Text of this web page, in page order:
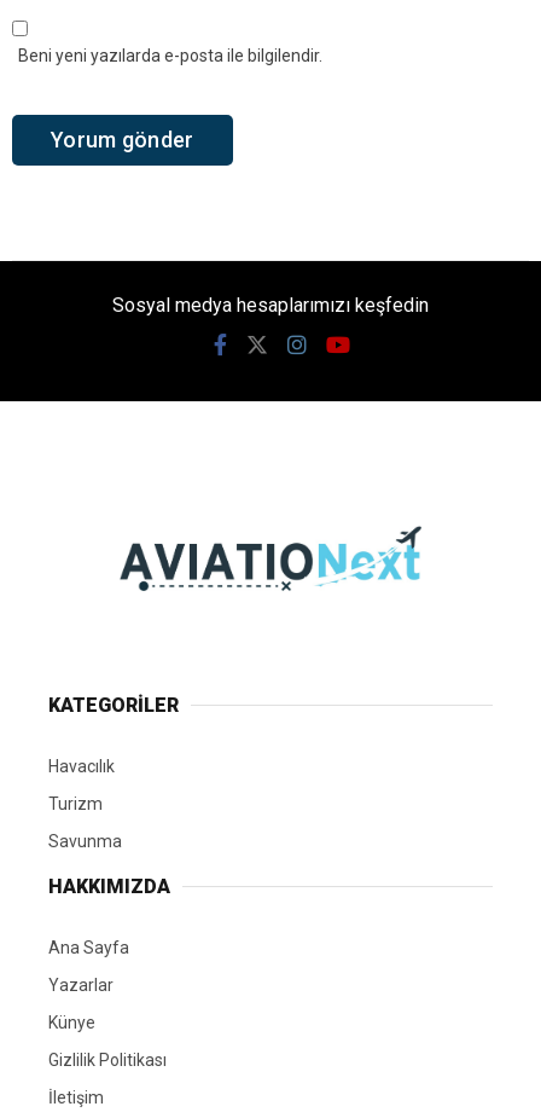
Beni yeni yazılarda e-posta ile bilgilendir.
Sosyal medya hesaplarımızı keşfedin
KATEGORİLER
Havacılık
Turizm
Savunma
HAKKIMIZDA
Ana Sayfa
Yazarlar
Künye
Gizlilik Politikası
İletişim